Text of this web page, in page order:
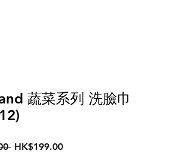
蔬菜系列 洗臉巾
一HK$199.00促